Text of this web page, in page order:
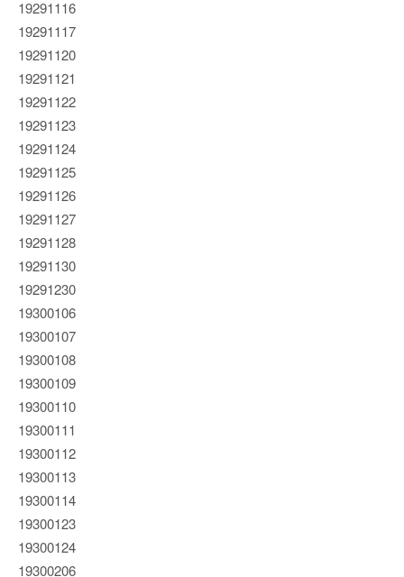
19291116
19291117
19291120
19291121
19291122
19291123
19291124
19291125
19291126
19291127
19291128
19291130
19291230
19300106
19300107
19300108
19300109
19300110
19300111
19300112
19300113
19300114
19300123
19300124
19300206